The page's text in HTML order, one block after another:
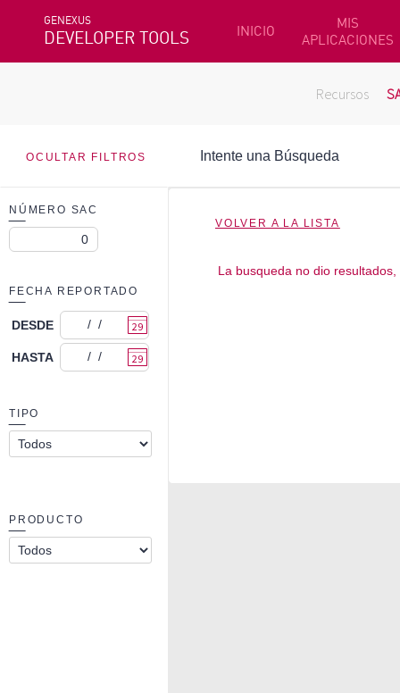
GENEXUS
DEVELOPER TOOLS INICIO
MIS
APLICACIONES
Recursos